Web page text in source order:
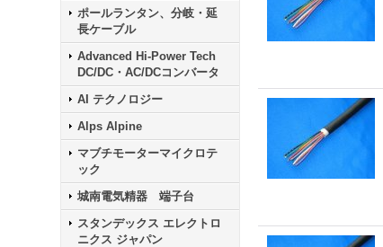
ポールランタン、分岐・延
長ケーブル
Advanced Hi-Power Tech
DC/DC・AC/DCコンバータ
AI テクノロジー
Alps Alpine
マブチモーターマイクロテ
ック
城南電気精器 端子台
スタンデックス エレクトロ
ニクス ジャパン